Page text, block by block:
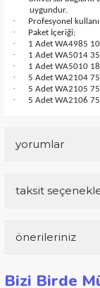
uygundur.
· Profesyonel
· Paket İçeriği;
· 1 Adet WA4985
· 1 Adet WA5014 35
· 1 Adet WA5010
· 5 Adet WA2104 75
· 5 Adet WA2105 75
· 5 Adet WA2106 75
yorumlar
taksit
önerileriniz
konularda yetersiz
Bizi Birde